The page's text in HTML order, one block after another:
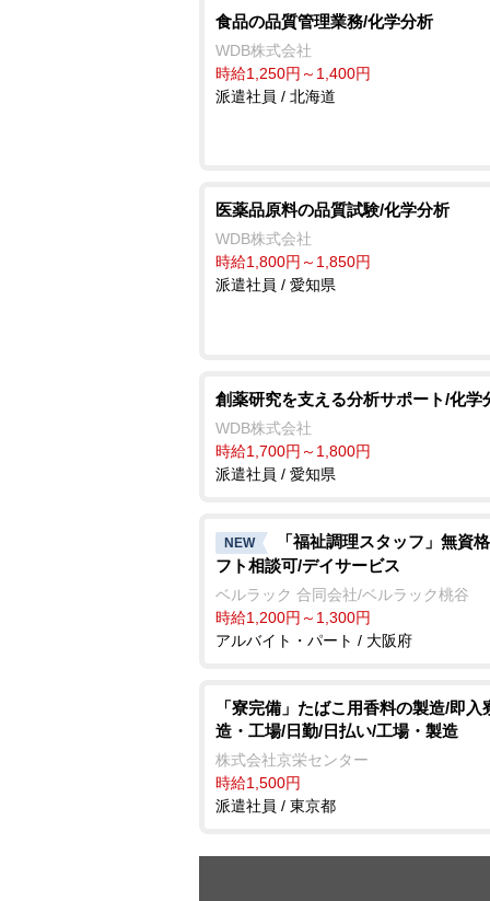
食品の品質管理業務/化学分析
WDB株式会社
時給1,250円～1,400円
派遣社員 / 北海道
医薬品原料の品質試験/化学分析
WDB株式会社
時給1,800円～1,850円
派遣社員 / 愛知県
創薬研究を支える分析サポート/化学
WDB株式会社
時給1,700円～1,800円
派遣社員 / 愛知県
NEW
「福祉調理スタッフ」無資
フト相談可/デイサービス
ベルラック 合同会社/ベルラック桃谷
時給1,200円～1,300円
アルバイト・パート / 大阪府
「寮完備」たばこ用香料の製造/即入
造・工場/日勤/日払い/工場・製造
株式会社京栄センター
時給1,500円
派遣社員 / 東京都